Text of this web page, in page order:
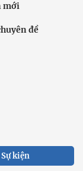
mới
đề
Sự kiện